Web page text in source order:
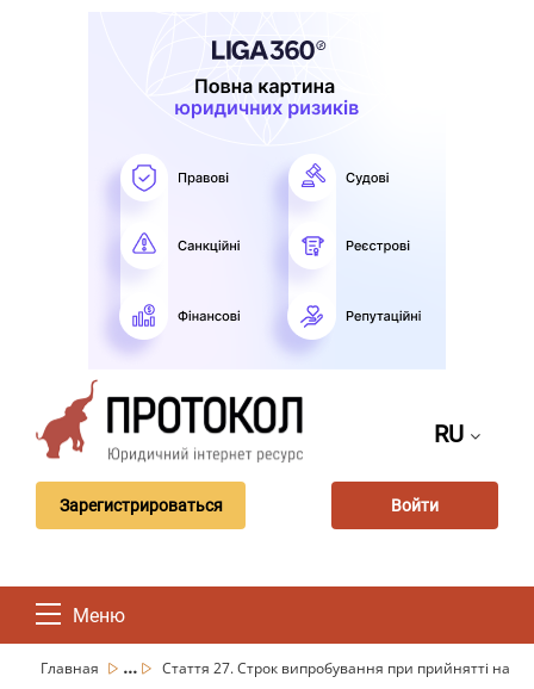
RU
Зарегистрироваться Войти
Меню
Главная ...
Стаття 27. Строк випробування при прийнятті на